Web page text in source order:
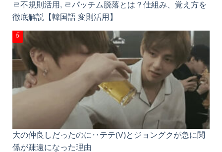
ㄹ不規則活用, ㄹパッチム脱落とは？仕組み、覚え方を
徹底解説【韓国語 変則活用】
大の仲良しだったのに‥テテ(V)とジョングクが急に関
係が疎遠になった理由